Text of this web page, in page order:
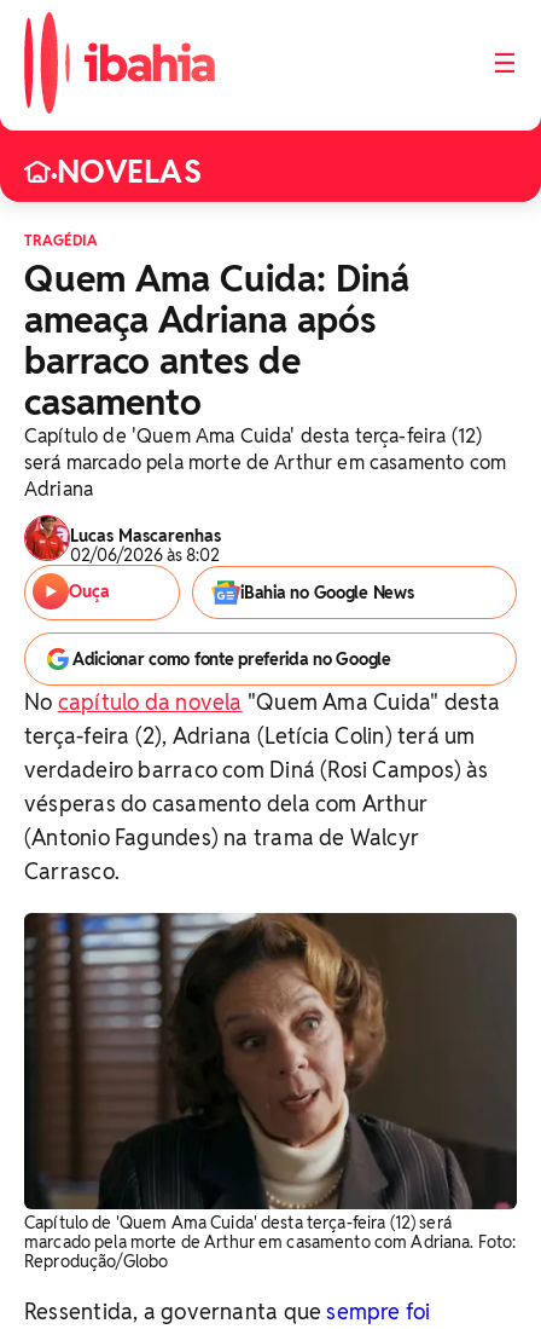
☰
•NOVELAS
TRAGÉDIA
Quem Ama Cuida: Diná
ameaça Adriana após
barraco antes de
casamento
Capítulo de 'Quem Ama Cuida' desta terça-feira (12)
será marcado pela morte de Arthur em casamento com
Adriana
Lucas Mascarenhas
02/06/2026 às 8:02
Ouça
iBahia no Google News
Adicionar como fonte preferida no Google
No capítulo da novela "Quem Ama Cuida" desta
terça-feira (2), Adriana (Letícia Colin) terá um
verdadeiro barraco com Diná (Rosi Campos) às
vésperas do casamento dela com Arthur
(Antonio Fagundes) na trama de Walcyr
Carrasco.
Capítulo de 'Quem Ama Cuida' desta terça-feira (12) será
marcado pela morte de Arthur em casamento com Adriana. Foto:
Reprodução/Globo
Ressentida, a governanta quesempre foi